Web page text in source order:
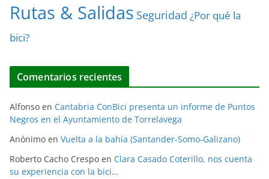
Rutas & Salidas Seguridad ¿Por qué la
bici?
Comentarios recientes
Alfonso en Cantabria ConBici presenta un informe de Puntos
Negros en el Ayuntamiento de Torrelavega
Anónimo en Vuelta a la bahía (Santander-Somo-Galizano)
Roberto Cacho Crespo en Clara Casado Coterillo, nos cuenta
su experiencia con la bici…